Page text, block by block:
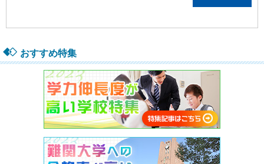
おすすめ特集